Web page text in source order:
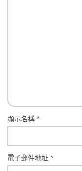
顯示名稱*
電子郵件地址*